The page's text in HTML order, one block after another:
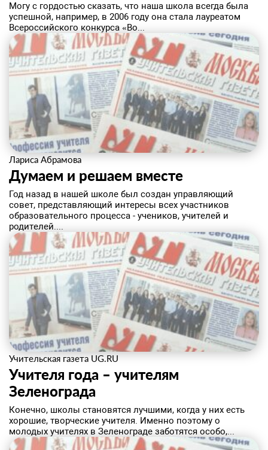
Могу с гордостью сказать, что наша школа всегда была
успешной, например, в 2006 году она стала лауреатом
Всероссийского конкурса «Во...
Лариса Абрамова
​Думаем и решаем вместе
Год назад в нашей школе был создан управляющий
совет, представляющий интересы всех участников
образовательного процесса - учеников, учителей и
родителей....
Учительская газета UG.RU
Учителя года – учителям
Зеленограда
Конечно, школы становятся лучшими, когда у них есть
хорошие, творческие учителя. Именно поэтому о
молодых учителях в Зеленограде заботятся особо,...